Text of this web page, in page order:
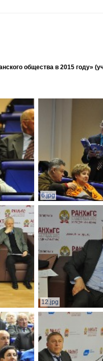
общества в 2015 году»
6.jpg
12.jpg